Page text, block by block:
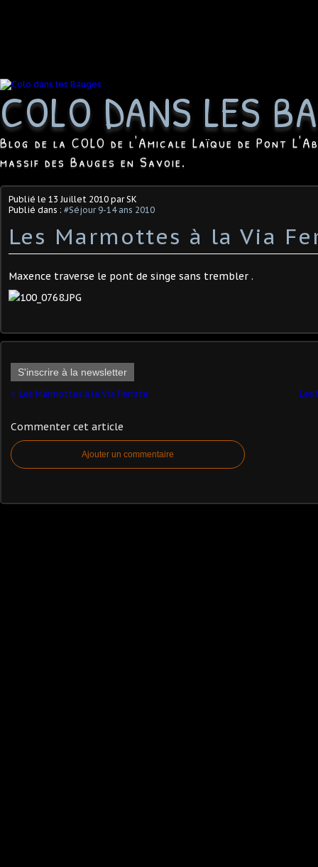
COLO DANS LES
Blog de la COLO de l'Amicale Laïque de Pont
massif des Bauges en Savoie.
Publié le 13 Juillet 2010 par SK
Publié dans : #Séjour 9-14 ans 2010
Les Marmottes à la Via
Maxence traverse le pont de singe sans trembler .
S'inscrire à la newsletter
Les Marmottes à la Via Ferrata Les
Commenter cet article
Ajouter un commentaire